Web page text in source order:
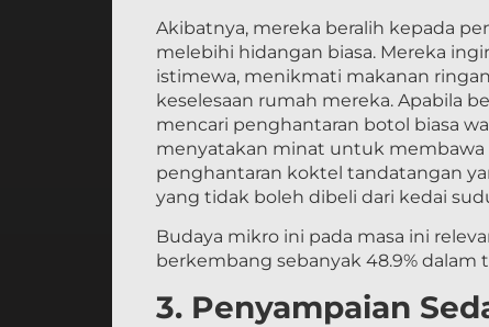
Akibatnya, mereka beralih kepada
melebihi hidangan biasa. Mereka
istimewa, menikmati makanan
keselesaan rumah mereka. Apabila
mencari penghantaran botol biasa
menyatakan minat untuk membawa
penghantaran koktel tandatangan
yang tidak boleh dibeli dari kedai
Budaya mikro ini pada masa ini
berkembang sebanyak 48.9% dalam
3. Penyampaian